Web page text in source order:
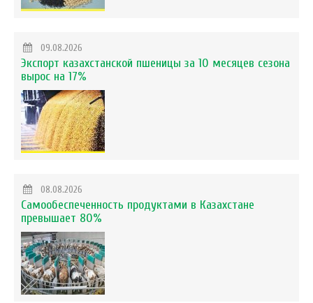
09.08.2026
Экспорт казахстанской пшеницы за 10 месяцев сезона
вырос на 17%
08.08.2026
Самообеспеченность продуктами в Казахстане
превышает 80%